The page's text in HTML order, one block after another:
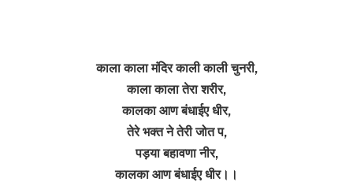
काला काला मंदिर काली काली चुनरी,
काला काला तेरा शरीर,
कालका आण बंधाईए धीर,
तेरे भक्त ने तेरी जोत प,
पड़या बहावणा नीर,
कालका आण बंधाईए धीर।।